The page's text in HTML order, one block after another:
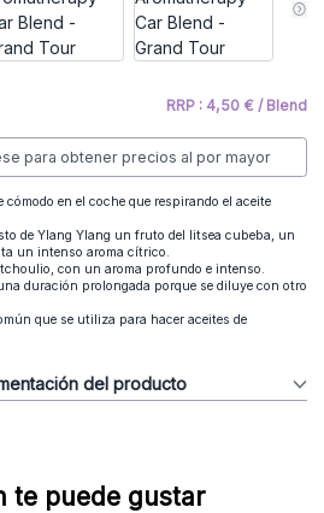
RRP : 4,50 € / Blend
para obtener precios al por mayor
cómodo en el coche que respirando el aceite
de Ylang Ylang un fruto del litsea cubeba, un
un intenso aroma cítrico.
con un aroma profundo e intenso.
duración prolongada porque se diluye con otro
que se utiliza para hacer aceites de
del producto
te puede gustar